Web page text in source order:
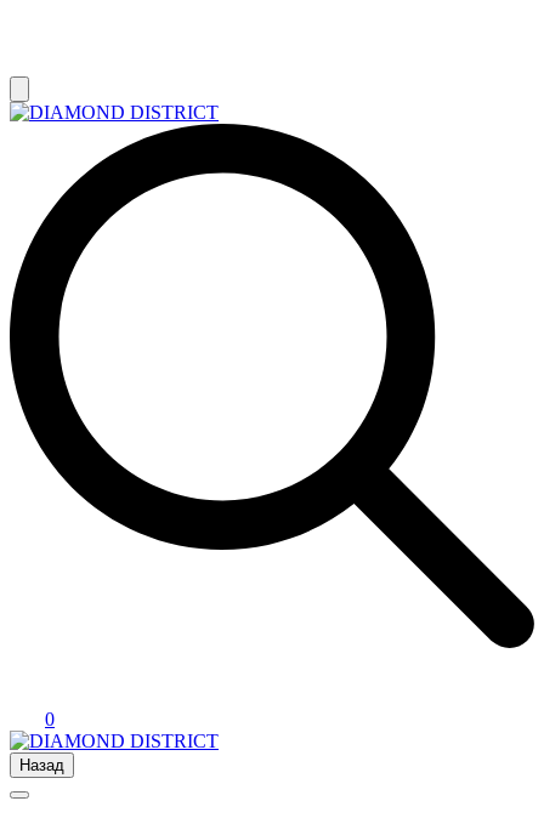
0
Назад